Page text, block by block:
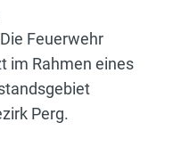
Feuerwehr
im Rahmen eines
Perg.